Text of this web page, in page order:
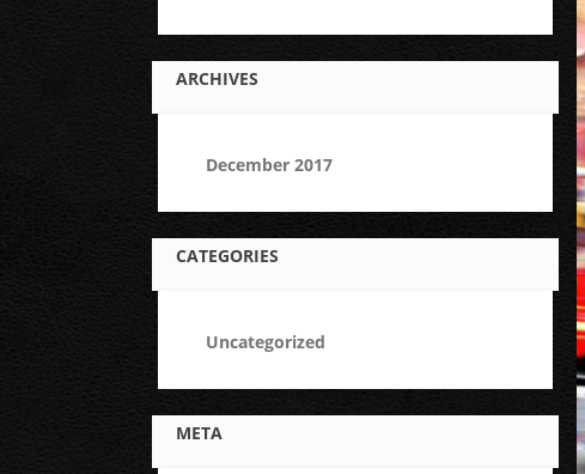
ARCHIVES
December 2017
CATEGORIES
Uncategorized
META